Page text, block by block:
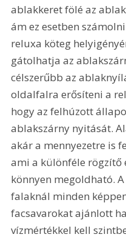
ablakkeret fölé az
ám ez esetben
reluxa köteg
gátolhatja az
célszerűbb az
oldalfalra erősíteni a
hogy az felhúzott
ablakszárny nyitását.
akár a mennyezetre is
ami a különféle rögzítő
könnyen megoldható.
falaknál minden
facsavarokat ajánlott
vízmértékkel kell